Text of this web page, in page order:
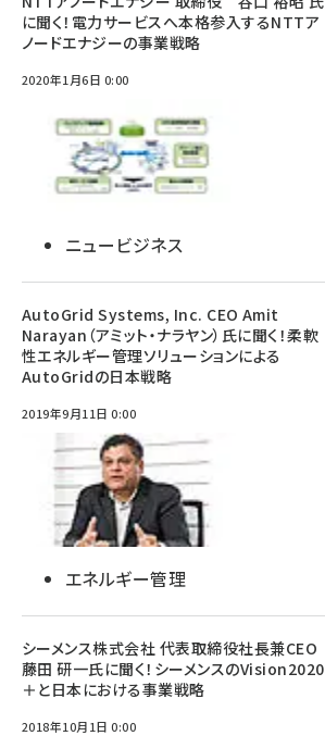
に聞く！電力サービスへ本格参入するNTTア
ノードエナジーの事業戦略
2020年1月6日 0:00
ニュービジネス
AutoGrid Systems, Inc. CEO Amit
Narayan（アミット・ナラヤン）氏に聞く！柔軟
性エネルギー管理ソリューションによる
AutoGridの日本戦略
2019年9月11日 0:00
エネルギー管理
シーメンス株式会社 代表取締役社長兼CEO
藤田 研一氏に聞く！シーメンスのVision2020
＋と日本における事業戦略
2018年10月1日 0:00